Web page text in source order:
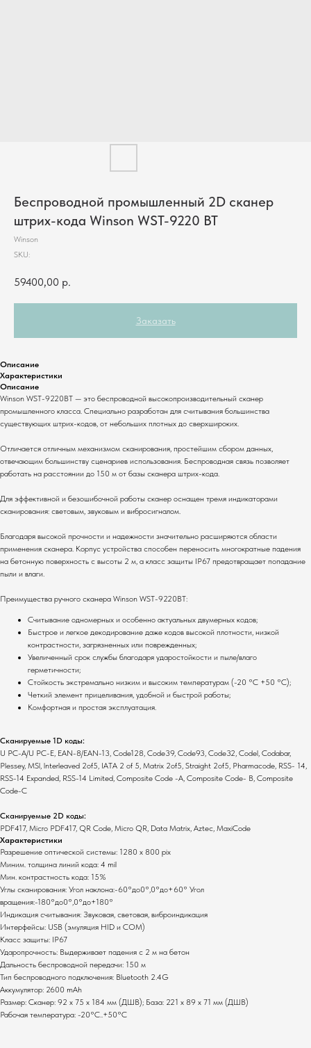
Беспроводной промышленный 2D сканер
штрих-кода Winson WST-9220 BT
Winson
SKU:
59400,00 р.
Заказать
Описание
Характеристики
Описание
Winson WST-9220BT — это беспроводной высокопроизводительный сканер
промышленного класса. Специально разработан для считывания большинства
существующих штрих-кодов, от небольших плотных до сверхшироких.
Отличается отличным механизмом сканирования, простейшим сбором данных,
отвечающим большинству сценариев использования. Беспроводная связь позволяет
работать на расстоянии до 150 м от базы сканера штрих-кода.
Для эффективной и безошибочной работы сканер оснащен тремя индикаторами
сканирования: световым, звуковым и вибросигналом.
Благодаря высокой прочности и надежности значительно расширяются области
применения сканера. Корпус устройства способен переносить многократные падения
на бетонную поверхность с высоты 2 м, а класс защиты IP67 предотвращает попадание
пыли и влаги.
Преимущества ручного сканера Winson WST-9220BT:
Считывание одномерных и особенно актуальных двумерных кодов;
Быстрое и легкое декодирование даже кодов высокой плотности, низкой
контрастности, загрязненных или поврежденных;
Увеличенный срок службы благодаря ударостойкости и пыле/влаго
герметичности;
Стойкость экстремально низким и высоким температурам (-20 °C +50 °C);
Четкий элемент прицеливания, удобной и быстрой работы;
Комфортная и простая эксплуатация.
Сканируемые 1D коды:
U PC-A/U PC-E, EAN-8/EAN-13, Code128, Code39, Code93, Code32, Codel, Codabar,
Plessey, MSl, lnterleaved 2of5, IATA 2 of 5, Matrix 2of5, Straight 2of5, Pharmacode, RSS- 14,
RSS-14 Expanded, RSS-14 Limited, Composite Code -A, Composite Code- B, Composite
Code-C
Сканируемые 2D коды:
PDF417, Micro PDF417, QR Code, Micro QR, Data Matrix, Aztec, MaxiCode
Характеристики
Разрешение оптической системы: 1280 х 800 pix
Миним. толщина линий кода: 4 mil
Мин. контрастность кода: 15%
Углы сканирования: Угол наклона:-60°до0°,0°до+60° Угол
вращения:-180°до0°,0°до+180°
Индикация считывания: Звуковая, световая, виброиндикация
Интерфейсы: USB (эмуляция HID и COM)
Класс защиты: IP67
Ударопрочность: Выдерживает падения с 2 м на бетон
Дальность беспроводной передачи: 150 м
Тип беспроводного подключения: Bluetooth 2.4G
Аккумулятор: 2600 mAh
Размер: Сканер: 92 х 75 х 184 мм (ДШВ); База: 221 х 89 х 71 мм (ДШВ)
Рабочая температура: -20°C..+50°C
Комплекты
Для ресторанов
Для складов
Общая информация
Полный каталог оборудования
О компании
Настройка систем
Сервисное
обслуживание
Основные услуги
POS-комплекты
Терминалы сбора данных
Фискальные регистраторы
Табло покупателя
Сканеры штрихкодов
Принтеры этикеток
Принтеры чеков Неттопы
Мониторы
Клавиатуры
Денежные ящики
Моноблоки
Прайс-чекеры
Промышленные
сканеры штрихкодов